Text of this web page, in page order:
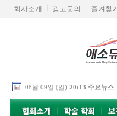
회사소개 광고문의 즐겨찾기
08월 09일 (일) 20:13 주요뉴스